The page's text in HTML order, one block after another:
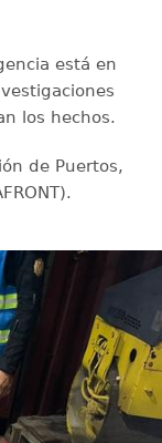
está en
los hechos.
de Puertos,